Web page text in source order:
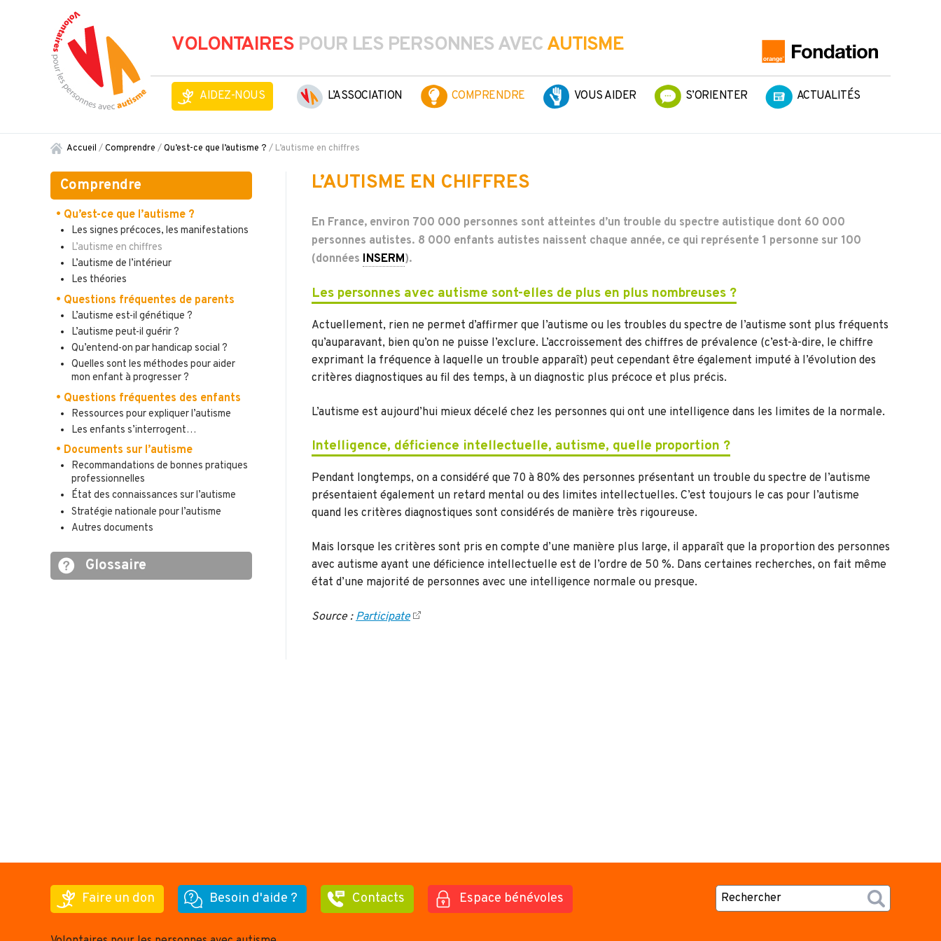
VOLONTAIRES POUR LES PERSONNES AVEC AUTISME
AIDEZ-NOUS L’ASSOCIATION COMPRENDRE VOUS AIDER S’ORIENTER ACTUALITÉS
Accueil /Comprendre /Qu’est-ce que l’autisme ? / L’autisme en chiffres
L’AUTISME EN CHIFFRES
En France, environ 700 000 personnes sont atteintes d’un trouble du spectre autistique dont 60 000
personnes autistes. 8 000 enfants autistes naissent chaque année, ce qui représente 1 personne sur 100
(données INSERM).
Les personnes avec autisme sont-elles de plus en plus nombreuses ?
Actuellement, rien ne permet d’affirmer que l’autisme ou les troubles du spectre de l’autisme sont plus fréquents
qu’auparavant, bien qu’on ne puisse l’exclure. L’accroissement des chiffres de prévalence (c’est-à-dire, le chiffre
exprimant la fréquence à laquelle un trouble apparaît) peut cependant être également imputé à l’évolution des
critères diagnostiques au fil des temps, à un diagnostic plus précoce et plus précis.
L’autisme est aujourd’hui mieux décelé chez les personnes qui ont une intelligence dans les limites de la normale.
Intelligence, déficience intellectuelle, autisme, quelle proportion ?
Pendant longtemps, on a considéré que 70 à 80% des personnes présentant un trouble du spectre de l’autisme
présentaient également un retard mental ou des limites intellectuelles. C’est toujours le cas pour l’autisme
quand les critères diagnostiques sont considérés de manière très rigoureuse.
Mais lorsque les critères sont pris en compte d’une manière plus large, il apparaît que la proportion des personnes
avec autisme ayant une déficience intellectuelle est de l’ordre de 50 %. Dans certaines recherches, on fait même
état d’une majorité de personnes avec une intelligence normale ou presque.
Source :Participate
Comprendre
• Qu’est-ce que l’autisme ?
Les signes précoces, les manifestations
L’autisme en chiffres
L’autisme de l’intérieur
Les théories
• Questions fréquentes de parents
L’autisme est-il génétique ?
L’autisme peut-il guérir ?
Qu’entend-on par handicap social ?
Quelles sont les méthodes pour aider
mon enfant à progresser ?
• Questions fréquentes des enfants
Ressources pour expliquer l’autisme
Les enfants s’interrogent…
• Documents sur l’autisme
Recommandations de bonnes pratiques
professionnelles
État des connaissances sur l’autisme
Stratégie nationale pour l’autisme
Autres documents
Glossaire
Faire un don Besoin d'aide ? Contacts Espace bénévoles